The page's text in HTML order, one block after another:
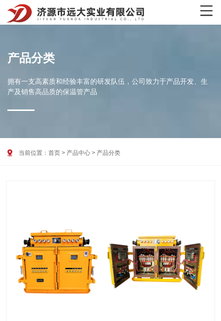

产品分类
拥有一支高素质和经验丰富的研发队伍，公司致力于产品开发、生
产及销售高品质的保温管产品
 当前位置： 首页 > 产品中心 > 产品分类